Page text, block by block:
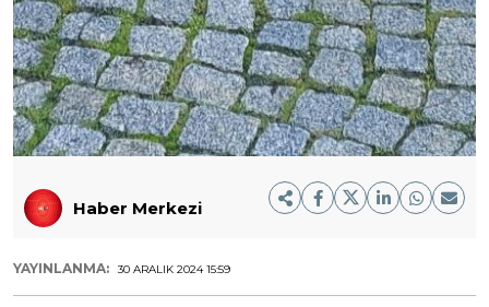
Haber Merkezi
YAYINLANMA: 30 ARALIK 2024 15:59